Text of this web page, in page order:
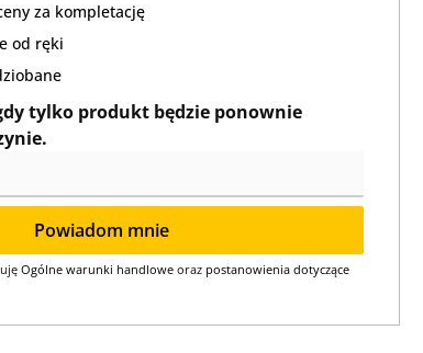
za kompletację
od ręki
tylko produkt będzie ponownie
Powiadom mnie
Ogólne warunki handloweoraz postanowienia dotyczące